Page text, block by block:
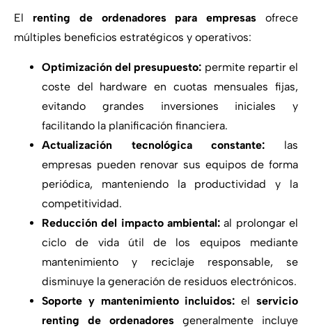
El renting de ordenadores para empresas ofrece
múltiples beneficios estratégicos y operativos:
Optimización del presupuesto: permite repartir el
coste del hardware en cuotas mensuales fijas,
evitando grandes inversiones iniciales y
facilitando la planificación financiera.
Actualización tecnológica constante: las
empresas pueden renovar sus equipos de forma
periódica, manteniendo la productividad y la
competitividad.
Reducción del impacto ambiental: al prolongar el
ciclo de vida útil de los equipos mediante
mantenimiento y reciclaje responsable, se
disminuye la generación de residuos electrónicos.
Soporte y mantenimiento incluidos: elservicio
renting de ordenadores generalmente incluye